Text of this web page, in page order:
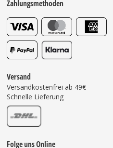
Zahlungsmethoden
Versand
Versandkostenfrei ab 49€
Schnelle Lieferung
Folge uns Online